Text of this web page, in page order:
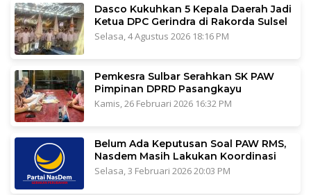
Dasco Kukuhkan 5 Kepala Daerah Jadi
Ketua DPC Gerindra di Rakorda Sulsel
Selasa, 4 Agustus 2026 18:16 PM
Pemkesra Sulbar Serahkan SK PAW
Pimpinan DPRD Pasangkayu
Kamis, 26 Februari 2026 16:32 PM
Belum Ada Keputusan Soal PAW RMS,
Nasdem Masih Lakukan Koordinasi
Selasa, 3 Februari 2026 20:03 PM